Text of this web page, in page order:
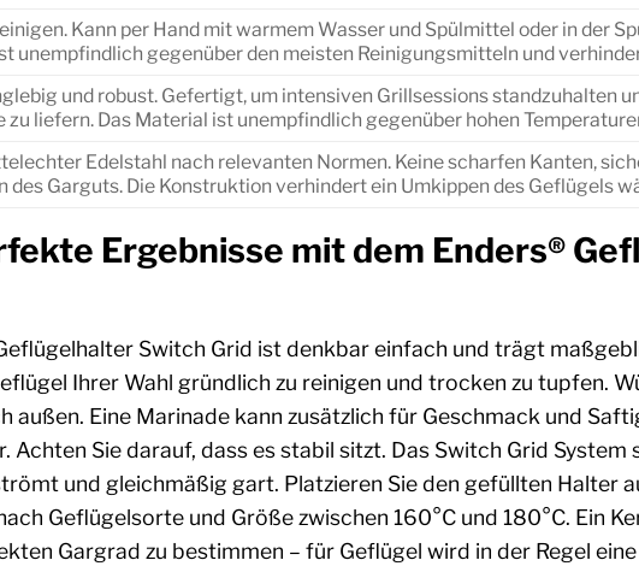
Kann per Hand mit warmem Wasser und Spülmittel oder in der
unempfindlich gegenüber den meisten Reinigungsmitteln und
und robust. Gefertigt, um intensiven Grillsessions standzuhalten
zu liefern. Das Material ist unempfindlich gegenüber hohen
Edelstahl nach relevanten Normen. Keine scharfen Kanten,
des Garguts. Die Konstruktion verhindert ein Umkippen des Geflügels
Ergebnisse mit dem Enders®
Switch Grid ist denkbar einfach und trägt
Ihrer Wahl gründlich zu reinigen und trocken zu tupfen.
außen. Eine Marinade kann zusätzlich für Geschmack und
Achten Sie darauf, dass es stabil sitzt. Das Switch Grid
und gleichmäßig gart. Platzieren Sie den gefüllten Halter
Geflügelsorte und Größe zwischen 160°C und 180°C. Ein
Gargrad zu bestimmen – für Geflügel wird in der Regel